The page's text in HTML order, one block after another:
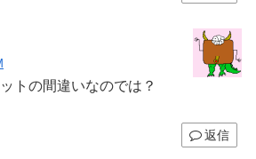
トの間違いなのでは？
返信